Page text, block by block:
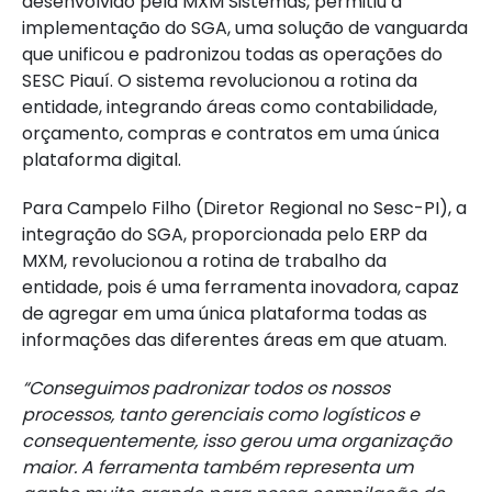
implementação do SGA, uma solução de vanguarda
que unificou e padronizou todas as operações do
SESC Piauí. O sistema revolucionou a rotina da
entidade, integrando áreas como contabilidade,
orçamento, compras e contratos em uma única
plataforma digital.
Para Campelo Filho (Diretor Regional no Sesc-PI), a
integração do SGA, proporcionada pelo ERP da
MXM, revolucionou a rotina de trabalho da
entidade, pois é uma ferramenta inovadora, capaz
de agregar em uma única plataforma todas as
informações das diferentes áreas em que atuam.
“Conseguimos padronizar todos os nossos
processos, tanto gerenciais como logísticos e
consequentemente, isso gerou uma organização
maior. A ferramenta também representa um